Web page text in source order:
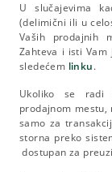
U slučajevima
(delimični ili u
Vaših prodajnih
Zahteva i isti Vam
sledećem linku.
Ukoliko se radi
prodajnom
samo za
storna preko
dostupan za